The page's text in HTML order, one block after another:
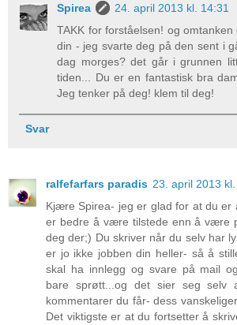
Spirea
24. april 2013 kl. 14:31
TAKK for forståelsen! og omtanken
din - jeg svarte deg på den sent i
dag morges? det går i grunnen
tiden... Du er en fantastisk bra
Jeg tenker på deg! klem til deg!
Svar
ralfefarfars paradis 23. april 2013
Kjære Spirea- jeg er glad for at du er
er bedre å være tilstede enn å være
deg der;) Du skriver når du selv har
er jo ikke jobben din heller- så å
skal ha innlegg og svare på mail
bare sprøtt...og det sier seg selv
kommentarer du får- dess
Det viktigste er at du fortsetter å